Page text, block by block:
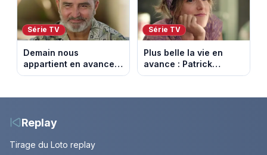
Série TV
Demain nous
appartient en avance:
Alex révèle son lourd
août 2026.
Série TV
Plus belle la vie en
avance : Patrick
victime d’un malaise.
2026 (spoiler)
Replay
Tirage du Loto replay